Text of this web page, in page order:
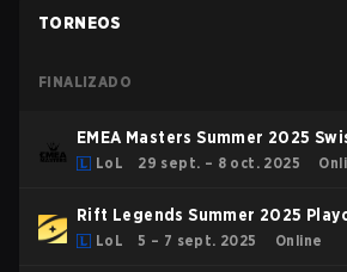
TORNEOS
FINALIZADO
EMEA Masters Summer 2025
LoL 29 sept. – 8 oct. 2025
Rift Legends Summer 2025
LoL 5 – 7 sept. 2025 Online